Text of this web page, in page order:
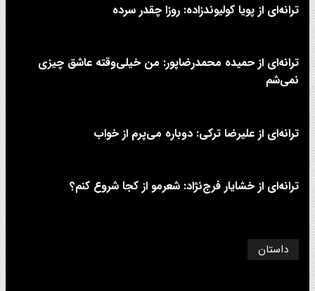
ترانه‌ای از پویا کولیوندزاده: روزا چقدر سرده
ترانه‌ای از حمیده محمدرضاپور: من خیلی‌وقته عاشق چیزی
نمی‌شم
ترانه‌ای از علیرضا ترکی: دوباره می‌پرم از خواب
ترانه‌ای از خشایار فرج‌نژاد: شعرمو از کجا شروع کنم؟
داستان